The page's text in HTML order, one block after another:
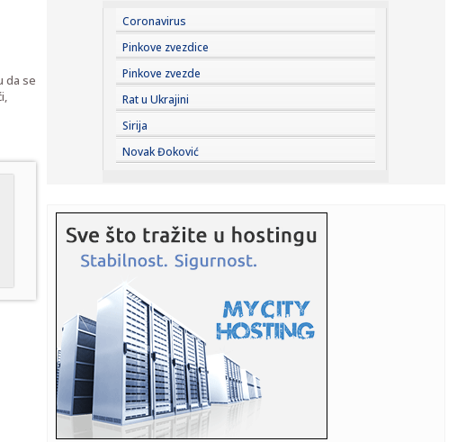
da se
14:34:Vučić nakon sastanka sa Zelenskim: Srbija podržava
teritorijal...
14:34:Tisa nominovala bivšeg predsednika Vrhovnog suda za
predsednika ...
14:30:Nikki Sixx o korišćenju pratećih snimaka na koncertima
Motley ...
14:29: Požar kod Konjica i dalje aktivan VIDEO
14:28:
povećavaju na...
14:27:INFORMACIJA KOJA ZANIMA CELU SRBIJU: Kako gledati
sport bez kablo...
14:26:Ovo su najčešće greške koje vlasnici pasa rade tokom
vrućina
14:26:Srđan Blagojević: "Sramota me je..."
Coronavirus
Pinkove zvezdice
Pinkove zvezde
Rat u Ukrajini
Sirija
Novak Đoković